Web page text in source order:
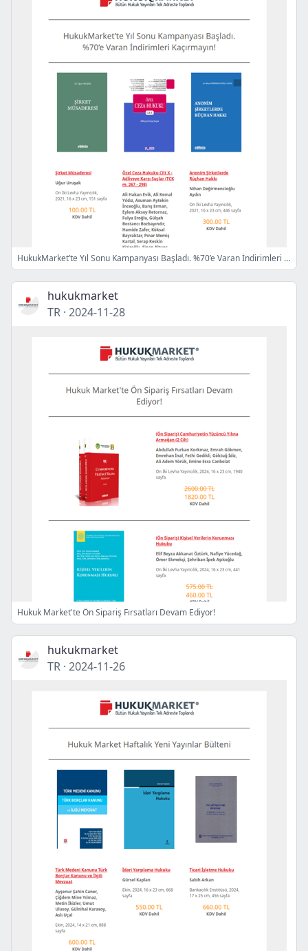
HukukMarket’te Yıl Sonu Kampanyası Başladı. %70’e Varan İndirimleri Kaçırmayın!
hukukmarket
TR · 2024-11-28
Hukuk Market'te Ön Sipariş Fırsatları Devam Ediyor!
hukukmarket
TR · 2024-11-26